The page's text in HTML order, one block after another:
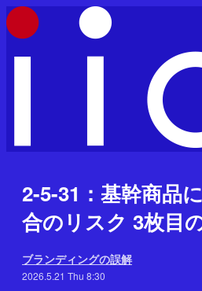
2-5-31：基幹商品
合のリスク 3枚目
ブランディングの誤解
2026.5.21 Thu 8:30